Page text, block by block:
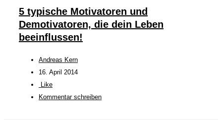
5 typische Motivatoren und
Demotivatoren, die dein Leben
beeinflussen!
Andreas Kern
16. April 2014
Like
Kommentar schreiben